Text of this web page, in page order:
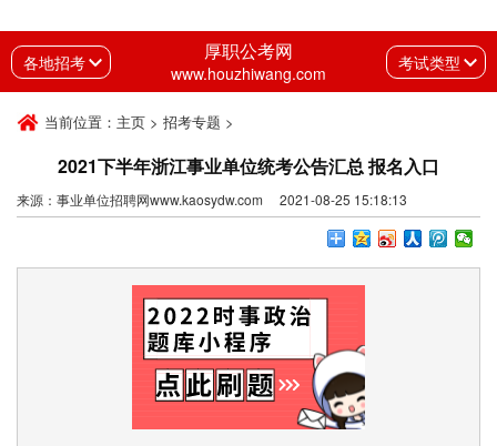
各地招考 厚职公考网
www.houzhiwang.com 考试类型
当前位置： 主页 > 招考专题 >
2021下半年浙江事业单位统考公告汇总 报名入口
来源：事业单位招聘网www.kaosydw.com 2021-08-25 15:18:13